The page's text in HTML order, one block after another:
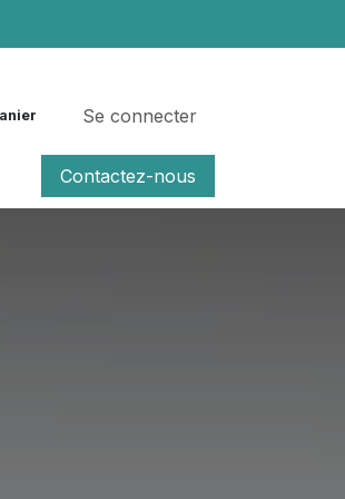
Se connecter
Contactez-nous